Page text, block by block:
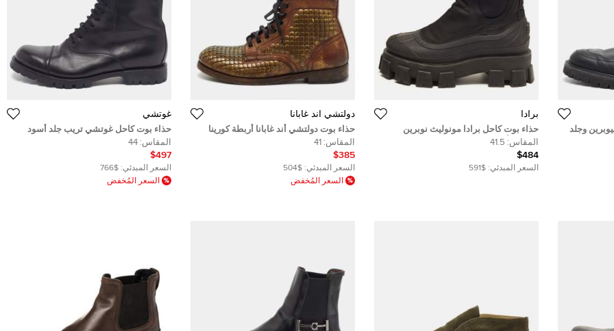
وجلد
43
برادا
حذاء بوت كاحل برادا مونوليث نوبرين
ومطاط أسود مقاس 41.5
المقاس: 41.5
$484
السعر المبدئي: $591
دولتشي أند غابانا
حذاء بوت دولتشي أند غابانا أربطة كورينا
مرصع جلد بني بطول الكاحل مقاس 41
المقاس: 41
$385
السعر المبدئي: $504
السعر المُخفض
غوتشي
حذاء بوت كاحل غوتشي تريب جلد أسود
مزخرف لؤلؤ صناعي مقاس 39
المقاس: 44
$497
السعر المبدئي: $766
السعر المُخفض